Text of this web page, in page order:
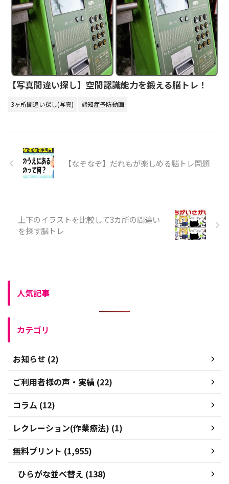
【写真間違い探し】空間認識能力を鍛える脳トレ！
3ヶ所間違い探し(写真) 認知症予防動画
【なぞなぞ】だれもが楽しめる脳トレ問題
上下のイラストを比較して3カ所の間違い
を探す脳トレ
人気記事
カテゴリ
お知らせ (2)
ご利用者様の声・実績 (22)
コラム (12)
レクレーション(作業療法) (1)
無料プリント (1,955)
ひらがな並べ替え (138)